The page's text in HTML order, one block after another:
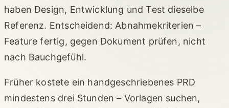
haben Design, Entwicklung und Test dieselbe
Referenz. Entscheidend: Abnahmekriterien –
Feature fertig, gegen Dokument prüfen, nicht
nach Bauchgefühl.
Früher kostete ein handgeschriebenes PRD
mindestens drei Stunden – Vorlagen suchen,